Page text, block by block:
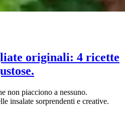
originali: 4 ricette
non piacciono a nessuno.
insalate sorprendenti e creative.